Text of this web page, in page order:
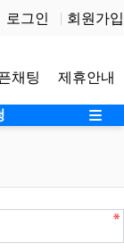
로그인 회원가입
채팅 제휴안내
사